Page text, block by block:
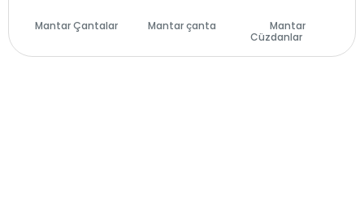
Mantar Çantalar
Mantar çanta
Mantar
Cüzdanlar